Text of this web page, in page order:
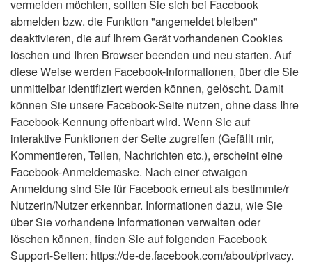
vermeiden möchten, sollten Sie sich bei Facebook
abmelden bzw. die Funktion "angemeldet bleiben"
deaktivieren, die auf Ihrem Gerät vorhandenen Cookies
löschen und Ihren Browser beenden und neu starten. Auf
diese Weise werden Facebook-Informationen, über die Sie
unmittelbar identifiziert werden können, gelöscht. Damit
können Sie unsere Facebook-Seite nutzen, ohne dass Ihre
Facebook-Kennung offenbart wird. Wenn Sie auf
interaktive Funktionen der Seite zugreifen (Gefällt mir,
Kommentieren, Teilen, Nachrichten etc.), erscheint eine
Facebook-Anmeldemaske. Nach einer etwaigen
Anmeldung sind Sie für Facebook erneut als bestimmte/r
Nutzerin/Nutzer erkennbar. Informationen dazu, wie Sie
über Sie vorhandene Informationen verwalten oder
löschen können, finden Sie auf folgenden Facebook
Support-Seiten: https://de-de.facebook.com/about/privacy.